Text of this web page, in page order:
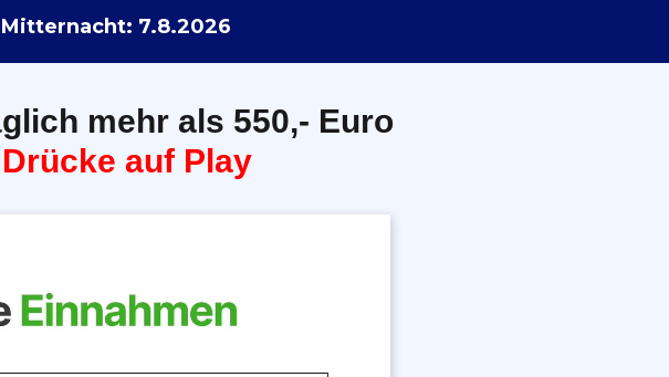
Mitternacht: 7.8.2026
mehr als 550,- Euro
Drücke auf Play